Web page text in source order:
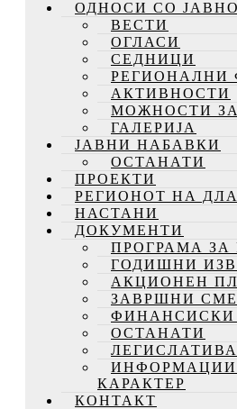
ОДНОСИ СО
ВЕСТИ
ОГЛАСИ
СЕДНИЦИ
РЕГИОНАЛНИ
АКТИВНОСТИ
МОЖНОСТИ
ГАЛЕРИЈА
ЈАВНИ НАБАВКИ
ОСТАНАТИ
ПРОЕКТИ
РЕГИОНОТ НА
НАСТАНИ
ДОКУМЕНТИ
ПРОГРАМА ЗА
ГОДИШНИ
АКЦИОНЕН
ЗАВРШНИ
ФИНАНСИСКИ
ОСТАНАТИ
ЛЕГИСЛАТИВА
ИНФОРМАЦИИ
КАРАКТЕР
КОНТАКТ